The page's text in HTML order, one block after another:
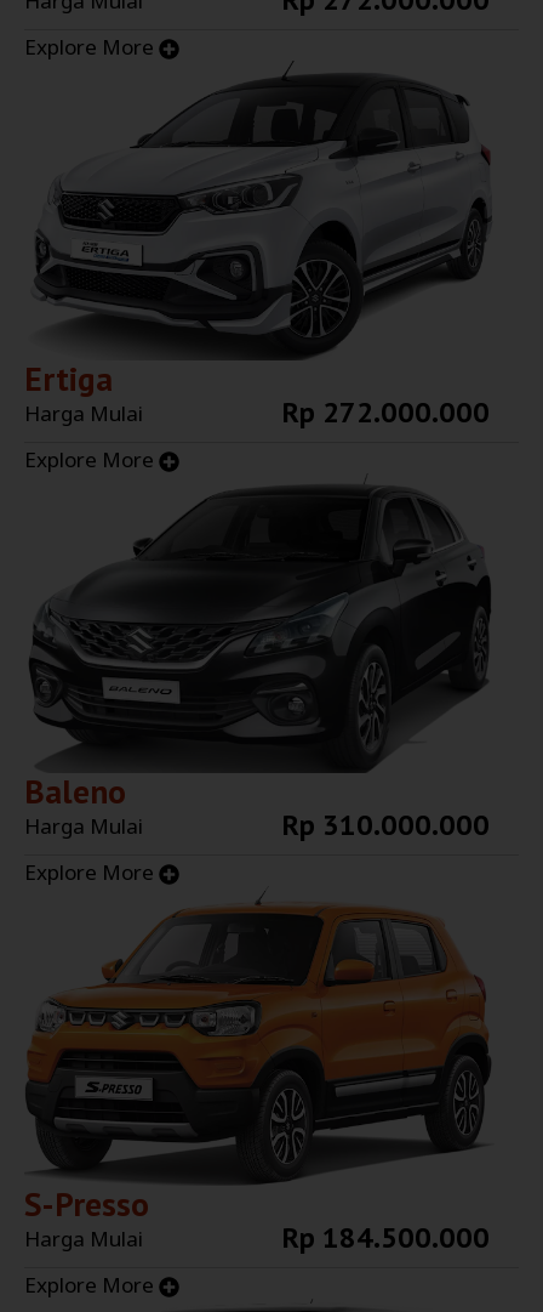
Explore More
Ertiga
Harga Mulai Rp 272.000.000
Explore More
Baleno
Harga Mulai Rp 310.000.000
Explore More
S-Presso
Harga Mulai Rp 184.500.000
Explore More